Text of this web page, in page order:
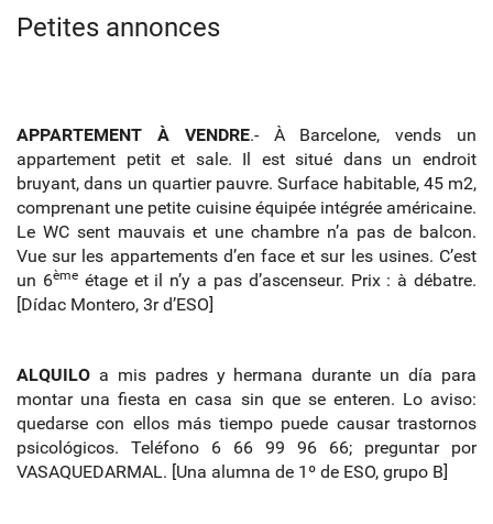
Petites annonces
APPARTEMENT À VENDRE.- À Barcelone, vends un
appartement petit et sale. Il est situé dans un endroit
bruyant, dans un quartier pauvre. Surface habitable, 45 m2,
comprenant une petite cuisine équipée intégrée américaine.
Le WC sent mauvais et une chambre n’a pas de balcon.
Vue sur les appartements d’en face et sur les usines. C’est
un 6èmeétage et il n’y a pas d’ascenseur. Prix : à débatre.
[Dídac Montero, 3r d’ESO]
ALQUILO a mis padres y hermana durante un día para
montar una fiesta en casa sin que se enteren. Lo aviso:
quedarse con ellos más tiempo puede causar trastornos
psicológicos. Teléfono 6 66 99 96 66; preguntar por
VASAQUEDARMAL. [Una alumna de 1º de ESO, grupo B]